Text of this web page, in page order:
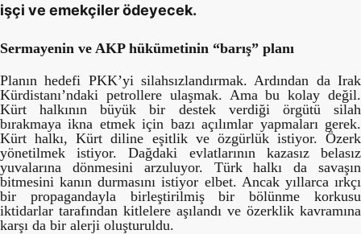
işçi ve emekçiler ödeyecek.
Sermayenin ve AKP hükümetinin “barış” planı
Planın hedefi PKK’yi silahsızlandırmak. Ardından da Irak
Kürdistanı’ndaki petrollere ulaşmak. Ama bu kolay değil.
Kürt halkının büyük bir destek verdiği örgütü silah
bırakmaya ikna etmek için bazı açılımlar yapmaları gerek.
Kürt halkı, Kürt diline eşitlik ve özgürlük istiyor. Özerk
yönetilmek istiyor. Dağdaki evlatlarının kazasız belasız
yuvalarına dönmesini arzuluyor. Türk halkı da savaşın
bitmesini kanın durmasını istiyor elbet. Ancak yıllarca ırkçı
bir propagandayla birleştirilmiş bir bölünme korkusu
iktidarlar tarafından kitlelere aşılandı ve özerklik kavramına
karşı da bir alerji oluşturuldu.